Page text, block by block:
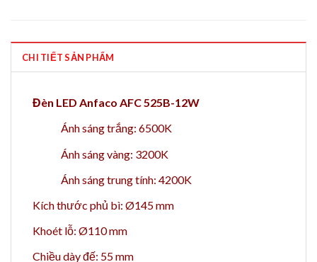
CHI TIẾT SẢN PHẨM
Đèn LED Anfaco AFC 525B-12W
Ánh sáng trắng: 6500K
Ánh sáng vàng: 3200K
Ánh sáng trung tính: 4200K
Kích thước phủ bì: Ø145 mm
Khoét lỗ: Ø110 mm
Chiều dày đế: 55 mm